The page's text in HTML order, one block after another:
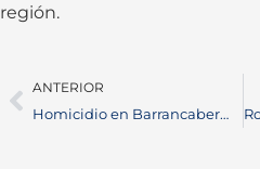
región.
ANTERIOR
Homicidio en Barrancabermeja: Jóven de 17 años asesinado en un ajuste de cuentas